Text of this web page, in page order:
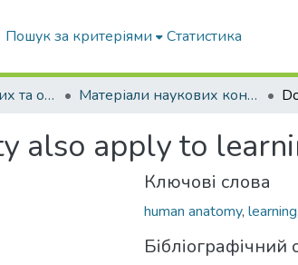
Пошук за критеріями Статистика
Матеріали наукових та освітніх заходів ХММУ Матеріали наукових конференцій та форумів
also apply to
Ключові слова
human anatomy, learning,
Бібліографічний